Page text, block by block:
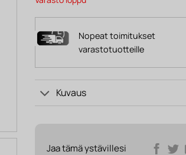
Nopeat toimitukset
varastotuotteille
Kuvaus
Jaa tämä ystävillesi